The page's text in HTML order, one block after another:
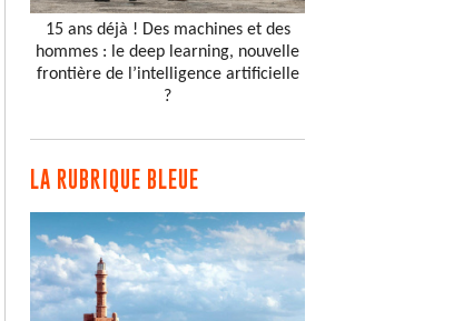
15 ans déjà ! Des machines et des
hommes : le deep learning, nouvelle
frontière de l’intelligence artificielle
?
LA RUBRIQUE BLEUE